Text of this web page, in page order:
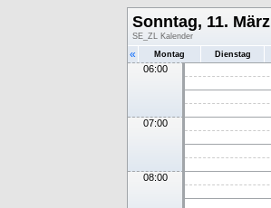
Sonntag, 11. März
SE_ZL Kalender
« Montag Dienstag
06:00
07:00
08:00